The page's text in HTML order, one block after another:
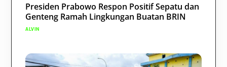
Presiden Prabowo Respon Positif Sepatu dan
Genteng Ramah Lingkungan Buatan BRIN
ALVIN